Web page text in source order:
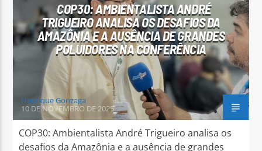
COP30: AMBIENTALISTA ANDRÉ
TRIGUEIRO ANALISA OS DESAFIOS DA
AMAZÔNIA E A AUSÊNCIA DE GRANDES
POLUIDORES NA CONFERÊNCIA
Henrique Gonzaga
10 DE NOVEMBRO DE 2025
COP30: Ambientalista André Trigueiro analisa os
desafios da Amazônia e a ausência de grandes